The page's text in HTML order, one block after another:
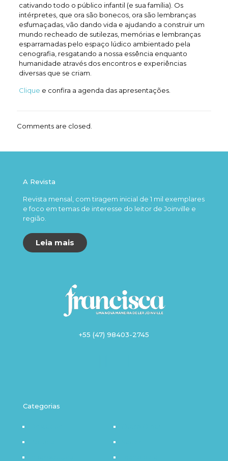
cativando todo o público infantil (e sua família). Os
intérpretes, que ora são bonecos, ora são lembranças
esfumaçadas, vão dando vida e ajudando a construir um
mundo recheado de sutilezas, memórias e lembranças
esparramadas pelo espaço lúdico ambientado pela
cenografia, resgatando a nossa essência enquanto
humanidade através dos encontros e experiências
diversas que se criam.
Clique e confira a agenda das apresentações.
Comments are closed.
A Revista
Revista mensal, com tiragem inicial de 1 mil exemplares
e foco em temas de interesse do leitor de Joinville e
região.
Leia mais
+55 (47) 98403-2745
Categorias